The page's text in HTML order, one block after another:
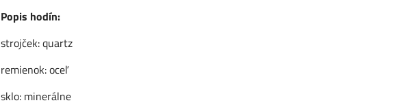
Popis hodín:
strojček: quartz
remienok: oceľ
sklo: minerálne